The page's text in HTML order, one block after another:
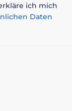
ich mich
Daten